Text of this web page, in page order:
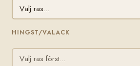
HINGST/VALACK